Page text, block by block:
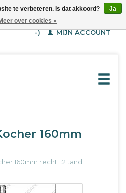
WINKELWAGEN (€--,-
-)
MIJN ACCOUNT
160mm
160mm recht 1:2 tand
te verbeteren. Is dat akkoord?
Ja
over cookies »